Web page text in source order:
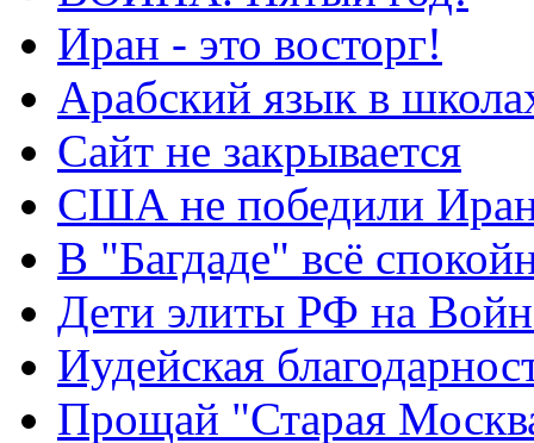
Иран - это восторг!
Арабский язык в
Сайт не закрывается
США не победили
В "Багдаде" всё
Дети элиты РФ на
Иудейская
Прощай "Старая